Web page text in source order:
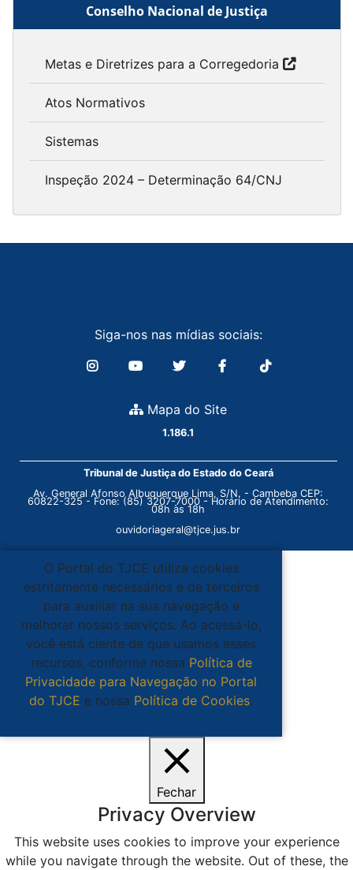
Conselho Nacional de Justiça
Metas e Diretrizes para a Corregedoria
Atos Normativos
Sistemas
Inspeção 2024 – Determinação 64/CNJ
Siga-nos nas mídias sociais:
Mapa do Site
1.186.1
Tribunal de Justiça do Estado do Ceará
Av. General Afonso Albuquerque Lima, S/N. - Cambeba CEP:
60822-325 - Fone: (85) 3207-7000 - Horário de Atendimento:
08h às 18h
ouvidoriageral@tjce.jus.br
O Portal do TJCE utiliza cookies
estritamente necessários e de terceiros
para auxiliar na sua navegação e
melhorar nossos serviços. Ao acessá-lo,
você está ciente de que usamos esses
recursos, conforme nossa Política de
Privacidade para Navegação no Portal
do TJCE e nossa Política de Cookies.
Fechar
Privacy Overview
This website uses cookies to improve your experience
while you navigate through the website. Out of these, the